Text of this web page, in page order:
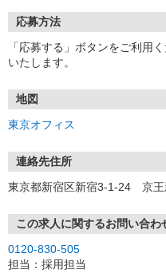
応募方法
「応募する」ボタンをご利用
いたします。
地図
東京オフィス
連絡先住所
東京都新宿区新宿3-1-24 京王
この求人に関するお問い合わ
0120-830-505
担当：採用担当